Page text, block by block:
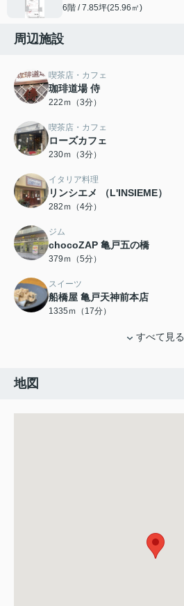
6階 / 7.85坪(25.96㎡)
周辺施設
喫茶店・カフェ
珈琲道場 侍
222ｍ（3分）
喫茶店・カフェ
ローズカフェ
230ｍ（3分）
イタリア料理
リンシエメ （L'INSIEME）
282ｍ（4分）
ジム
chocoZAP 亀戸五の橋
379ｍ（5分）
スイーツ
船橋屋 亀戸天神前本店
1335ｍ（17分）
すべて見る
地図